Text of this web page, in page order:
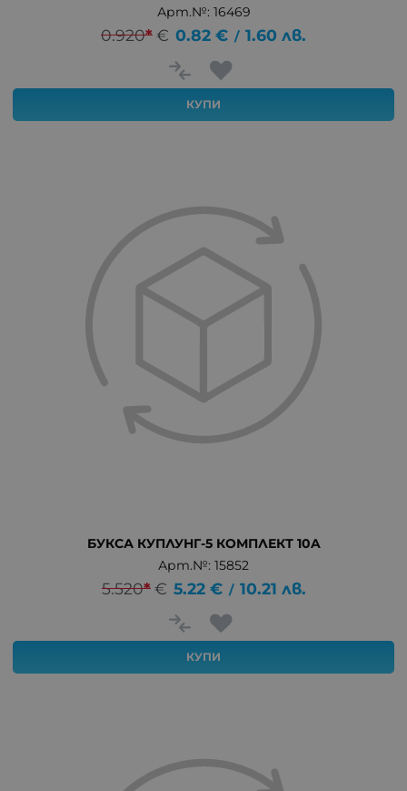
Арт.№: 16469
0.920*€ 0.82 € / 1.60 лв.
КУПИ
БУКСА КУПЛУНГ-5 КОМПЛЕКТ 10A
Арт.№: 15852
5.520* € 5.22 € / 10.21 лв.
КУПИ